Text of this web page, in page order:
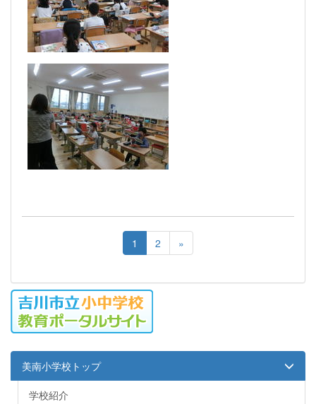
1 2 »
美南小学校トップ
学校紹介